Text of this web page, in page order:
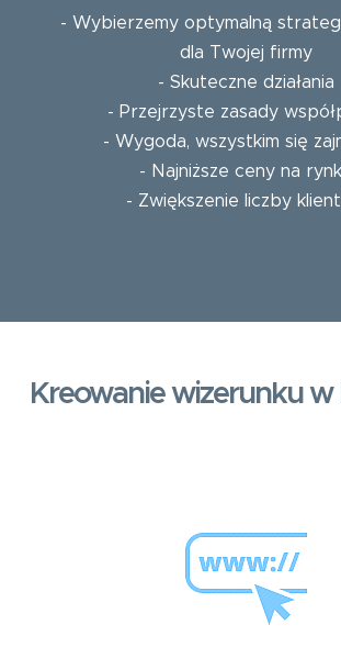
- Wybierzemy optymalną
dla Twojej firmy
- Skuteczne działania
- Przejrzyste zasady
- Wygoda, wszystkim się
- Najniższe ceny na
- Zwiększenie liczby
Kreowanie wizerunku w